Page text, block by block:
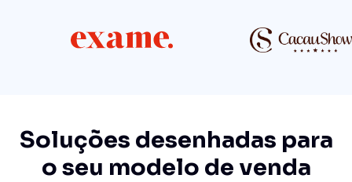
Soluções desenhadas para
o seu modelo de venda